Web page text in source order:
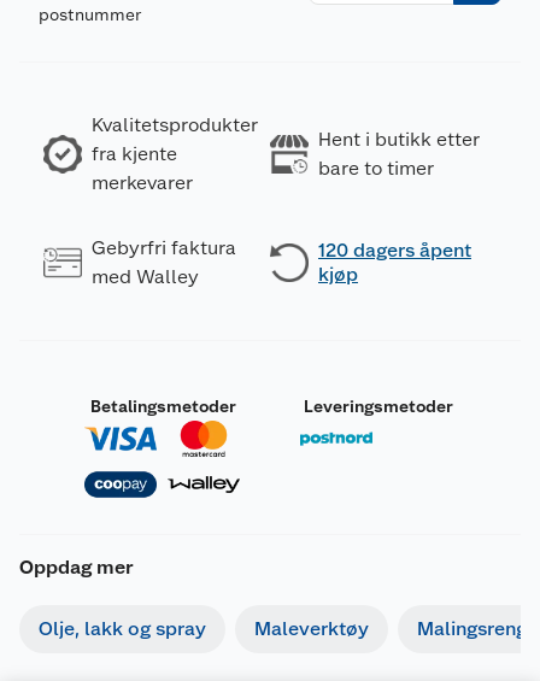
postnummer
Kvalitetsprodukter
fra kjente
merkevarer
Hent i butikk etter
bare to timer
Gebyrfri faktura
med Walley
120 dagers åpent
kjøp
Betalingsmetoder Leveringsmetoder
Oppdag mer
Olje, lakk og spray Maleverktøy